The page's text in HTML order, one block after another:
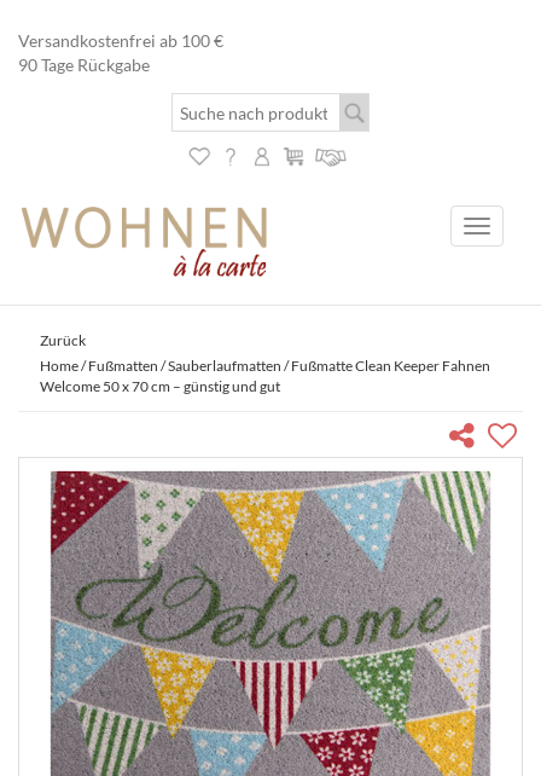
Versandkostenfrei ab 100 €
90 Tage Rückgabe
Toggle
Zurück
Home/Fußmatten /Sauberlaufmatten / Fußmatte Clean Keeper Fahnen
Welcome 50 x 70 cm – günstig und gut